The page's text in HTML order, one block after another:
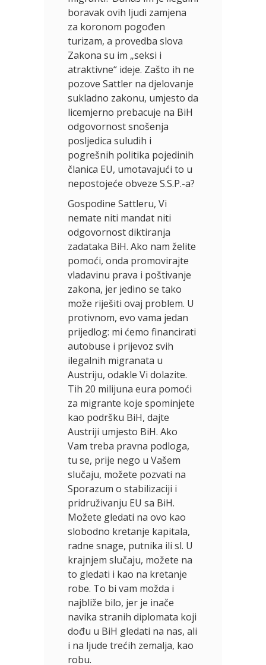
boravak ovih ljudi zamjena
za koronom pogođen
turizam, a provedba slova
Zakona su im „seksi i
atraktivne“ ideje. Zašto ih ne
pozove Sattler na djelovanje
sukladno zakonu, umjesto da
licemjerno prebacuje na BiH
odgovornost snošenja
posljedica suludih i
pogrešnih politika pojedinih
članica EU, umotavajući to u
nepostojeće obveze S.S.P.-a?
Gospodine Sattleru, Vi
nemate niti mandat niti
odgovornost diktiranja
zadataka BiH. Ako nam želite
pomoći, onda promovirajte
vladavinu prava i poštivanje
zakona, jer jedino se tako
može riješiti ovaj problem. U
protivnom, evo vama jedan
prijedlog: mi ćemo financirati
autobuse i prijevoz svih
ilegalnih migranata u
Austriju, odakle Vi dolazite.
Tih 20 milijuna eura pomoći
za migrante koje spominjete
kao podršku BiH, dajte
Austriji umjesto BiH. Ako
Vam treba pravna podloga,
tu se, prije nego u Vašem
slučaju, možete pozvati na
Sporazum o stabilizaciji i
pridruživanju EU sa BiH.
Možete gledati na ovo kao
slobodno kretanje kapitala,
radne snage, putnika ili sl. U
krajnjem slučaju, možete na
to gledati i kao na kretanje
robe. To bi vam možda i
najbliže bilo, jer je inače
navika stranih diplomata koji
dođu u BiH gledati na nas, ali
i na ljude trećih zemalja, kao
robu.